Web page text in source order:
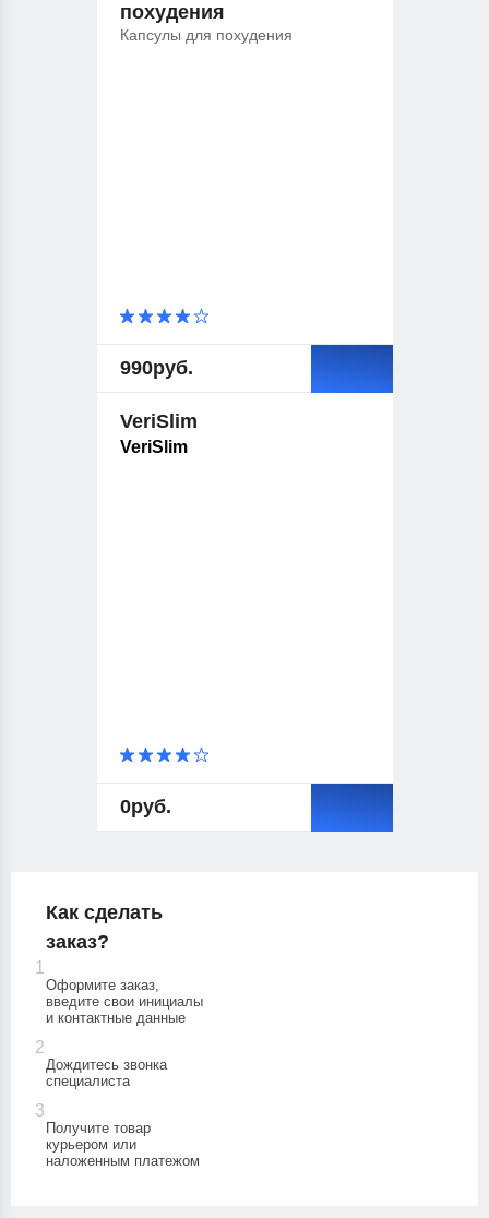
похудения
Капсулы для похудения
990руб.
VeriSlim
VeriSlim
0руб.
Как сделать
заказ?
1
Оформите заказ,
введите свои инициалы
и контактные данные
2
Дождитесь звонка
специалиста
3
Получите товар
курьером или
наложенным платежом